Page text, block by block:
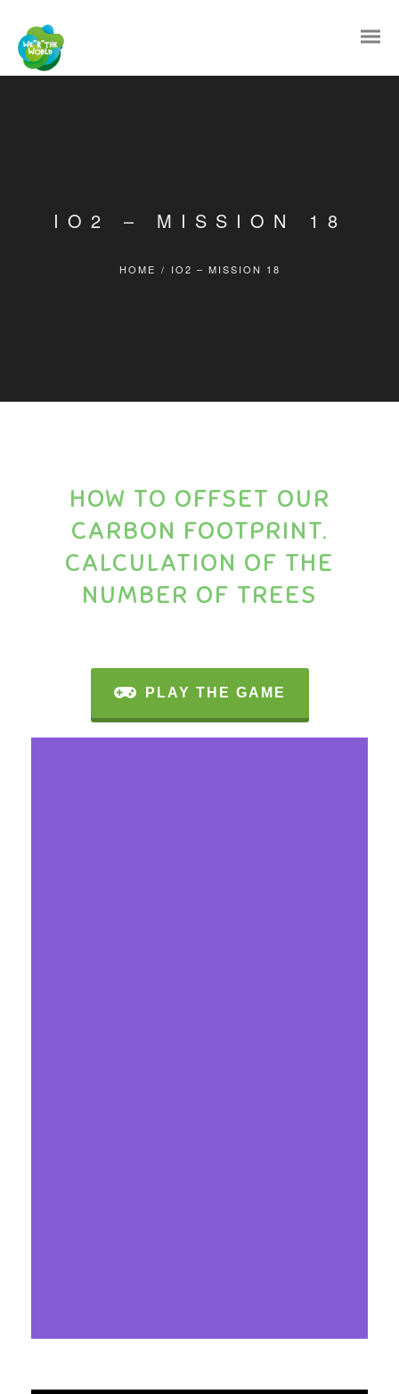
IO2 – MISSION 18
HOME / IO2 – MISSION 18
HOW TO OFFSET OUR
CARBON FOOTPRINT.
CALCULATION OF THE
NUMBER OF TREES
PLAY THE GAME